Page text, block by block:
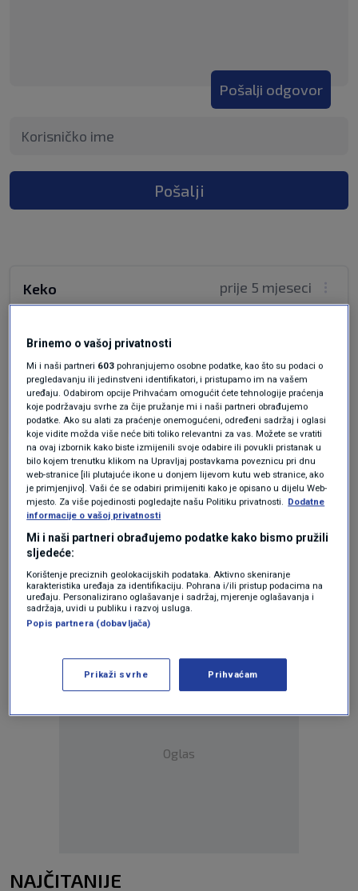
Pošalji odgovor
Pošalji
prije 5 mjeseci
Keko
Kad će Andrej i Grlić otići u Teheran odati počast
žrtvama agresije i dati podršku napadnutoj
zemlji.
Odgovor
Oglas
NAJČITANIJE
Brinemo o vašoj privatnosti
Mi i naši partneri 603 pohranjujemo osobne podatke, kao što su podaci o
pregledavanju ili jedinstveni identifikatori, i pristupamo im na vašem
uređaju. Odabirom opcije Prihvaćam omogućit ćete tehnologije praćenja
koje podržavaju svrhe za čije pružanje mi i naši partneri obrađujemo
podatke. Ako su alati za praćenje onemogućeni, određeni sadržaj i oglasi
koje vidite možda više neće biti toliko relevantni za vas. Možete se vratiti
na ovaj izbornik kako biste izmijenili svoje odabire ili povukli pristanak u
bilo kojem trenutku klikom na Upravljaj postavkama poveznicu pri dnu
web-stranice [ili plutajuće ikone u donjem lijevom kutu web stranice, ako
je primjenjivo]. Vaši će se odabiri primijeniti kako je opisano u dijelu Web-
mjesto. Za više pojedinosti pogledajte našu Politiku privatnosti. Dodatne
informacije o vašoj privatnosti
Mi i naši partneri obrađujemo podatke kako bismo pružili
sljedeće:
Korištenje preciznih geolokacijskih podataka. Aktivno skeniranje
karakteristika uređaja za identifikaciju. Pohrana i/ili pristup podacima na
uređaju. Personalizirano oglašavanje i sadržaj, mjerenje oglašavanja i
sadržaja, uvidi u publiku i razvoj usluga.
Popis partnera (dobavljača)
Prikaži svrhe Prihvaćam